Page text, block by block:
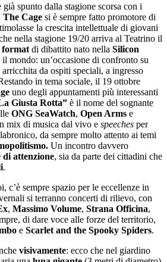
spunto dalla stagione scorsa con i
The Cage si è sempre fatto promotore di
la crescita intellettuale di giovani
nella stagione 19/20 arriva al Teatrino il
format di dibattito nato nella Silicon
mondo: un’occasione di confronto su
arricchita da ospiti speciali, a ingresso
in tema sociale, il 19 ottobre
uno degli appuntamenti più interessanti
Giusta Rotta” è il nome del sognante
ONG SeaWatch, Open Arms e
mix di musica dal vivo e speeches per
da sempre molto attento ai temi
Un incontro davvero
di attenzione, sia da parte dei cittadini che
.
c’è sempre spazio per le eccellenze in
si terranno concerti di rilievo, con
, Massimo Volume, Strana Officina,
di dare voce alle forze del territorio,
e Scarlet and the Spooky Spiders.
visivamente: ecco che nel giardino